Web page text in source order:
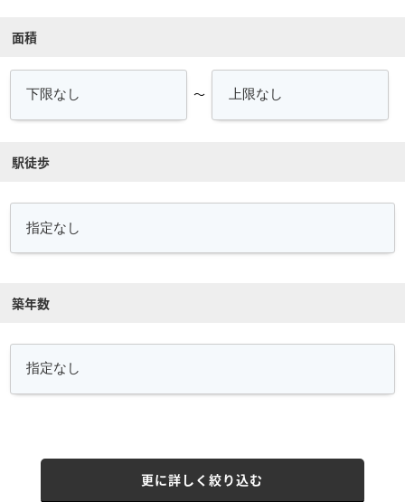
面積
～
駅徒歩
築年数
更に詳しく絞り込む